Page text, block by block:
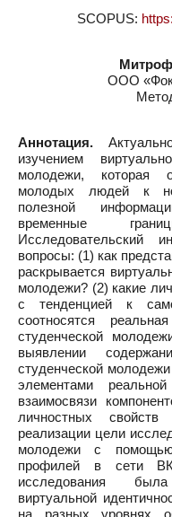
SCOPUS:
ООО
Аннотация.
изучением
молодежи, которая
молодых людей к
полезной
временные
Исследовательский
вопросы: (1) как
раскрывается
молодежи? (2) какие
с тенденцией к
соотносятся
студенческой
выявлении
студенческой
элементами
взаимосвязи
личностных
реализации цели
молодежи c помощью
профилей в сети
исследования
виртуальной
на разных уровнях